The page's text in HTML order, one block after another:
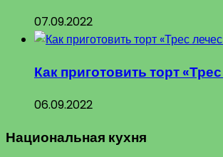
07.09.2022
Как приготовить торт
06.09.2022
Национальная кухня